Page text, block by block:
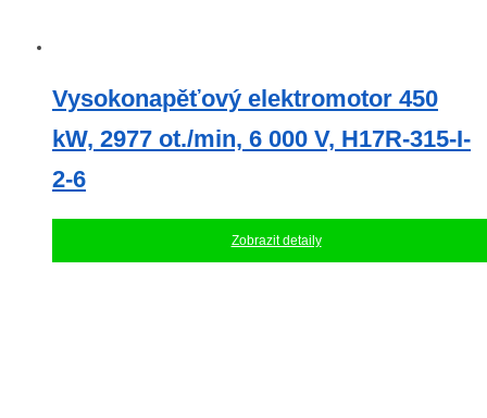
Vysokonapěťový elektromotor 450
kW, 2977 ot./min, 6 000 V, H17R-315-I-
2-6
Zobrazit detaily